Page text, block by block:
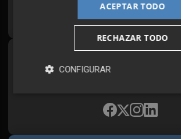
¡Quiero suscribirme!
Síguenos en redes
ACEPTAR TODO
RECHAZAR TODO
CONFIGURAR